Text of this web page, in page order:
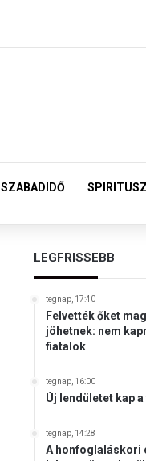
SZABADIDŐ SPIRITUSZ
LEGFRISSEBB
tegnap, 17:40
Felvették őket
jöhetnek: nem
fiatalok
tegnap, 16:00
Új lendületet kap
tegnap, 14:28
A honfoglaláskori